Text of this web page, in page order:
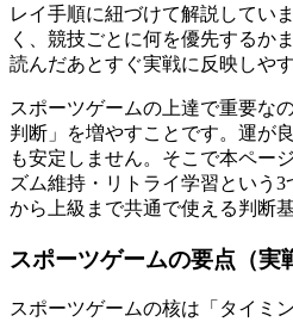
レイ手順に紐づけて解説してい
く、競技ごとに何を優先するか
読んだあとすぐ実戦に反映しや
スポーツゲームの上達で重要な
判断」を増やすことです。運が
も安定しません。そこで本ペー
ズム維持・リトライ学習という
から上級まで共通で使える判断
スポーツゲームの要点（実
スポーツゲームの核は「タイミ